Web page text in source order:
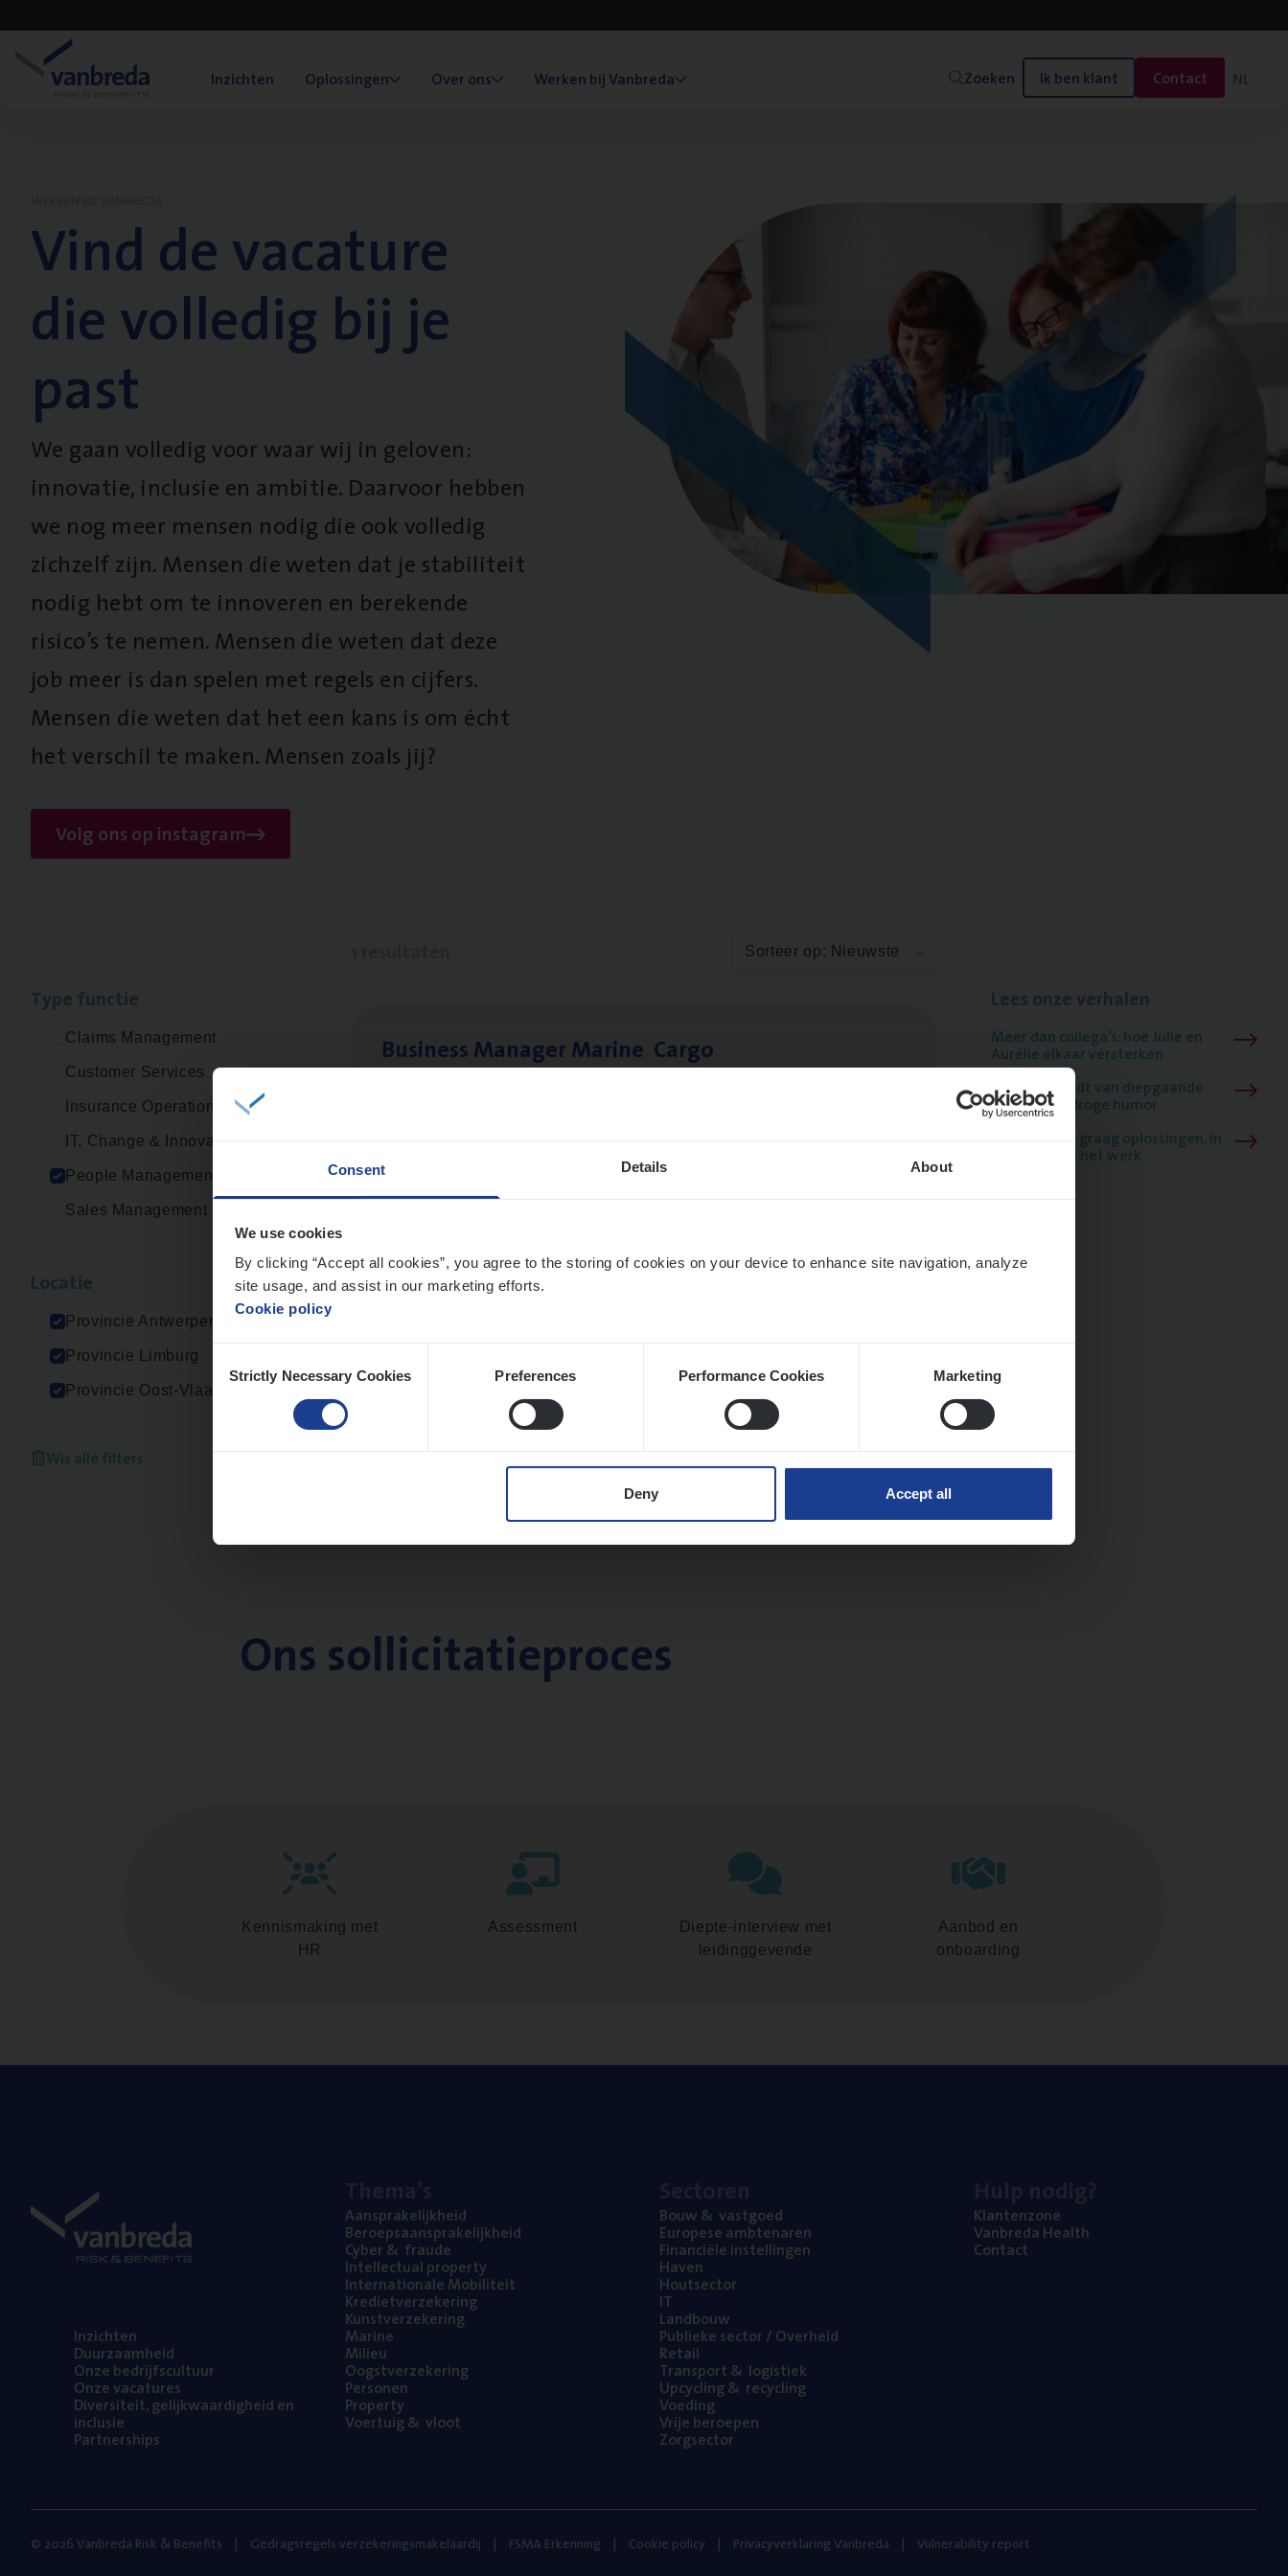
Consent Details About
We use cookies
By clicking “Accept all cookies”, you agree to the storing of cookies on your device to enhance site navigation, analyze
site usage, and assist in our marketing efforts.
Cookie policy
Selection
Strictly Necessary Cookies Preferences Performance Cookies Marketing
Deny Accept all
Inzichten Oplossingen Over ons Werken bij Vanbreda Zoeken Ik ben klant Contact NL
Vind de vacature
die volledig bij je
past
We gaan volledig voor waar wij in geloven:
innovatie, inclusie en ambitie. Daarvoor hebben
we nog meer mensen nodig die ook volledig
zichzelf zijn. Mensen die weten dat je stabiliteit
nodig hebt om te innoveren en berekende
risico’s te nemen. Mensen die weten dat deze
job meer is dan spelen met regels en cijfers.
Mensen die weten dat het een kans is om écht
het verschil te maken. Mensen zoals jij?
Volg ons op instagram
Claims Management
Customer Services
Insurance Operations
IT, Change & Innovation
People Management
Sales Management
Provincie Antwerpen
Provincie Limburg
Provincie Oost-Vlaanderen
Wis alle filters
Sorteer op: Nieuwste
Busi­ness Mana­ger Mari­ne Cargo Meer dan collega’s: hoe Julie en
Aurélie elkaar versterken
Mathias houdt van diepgaande
dossiers én droge humor
Thalia zoekt graag oplossingen, in
games én op het werk
Ons sollicitatieproces
Kennismaking met
HR
Assessment
Diepte-interview met
leidinggevende
Aanbod en
onboarding
Inzich­ten
Duur­zaam­heid
Onze bedrijfs­cul­tuur
Onze vaca­tu­res
Diver­si­teit, gelijk­waar­dig­heid en
inclusie
Part­ner­ships
Aan­spra­ke­lijk­heid
Beroeps­aan­spra­ke­lijk­heid
Cyber& fraude
Intel­lec­tu­al property
Inter­na­ti­o­na­le Mobiliteit
Kre­diet­ver­ze­ke­ring
Kunst­ver­ze­ke­ring
Mari­ne
Mili­eu
Oogst­ver­ze­ke­ring
Per­so­nen
Pro­per­ty
Voer­tuig& vloot
Bouw& vastgoed
Euro­pe­se ambtenaren
Finan­ci­ë­le instellingen
Haven
Hout­sec­tor
IT
Land­bouw
Publie­ke sec­tor / Overheid
Retail
Trans­port& logistiek
Upcy­cling& recycling
Voe­ding
Vrije beroe­pen
Zorg­sec­tor
Klan­ten­zo­ne
Van­b­re­da Health
Con­tact
© 2026 Vanbreda Risk & Benefits Gedragsregels verzekeringsmakelaardij FSMA Erkenning Cookie policy Privacyverklaring Vanbreda Vulnerability report